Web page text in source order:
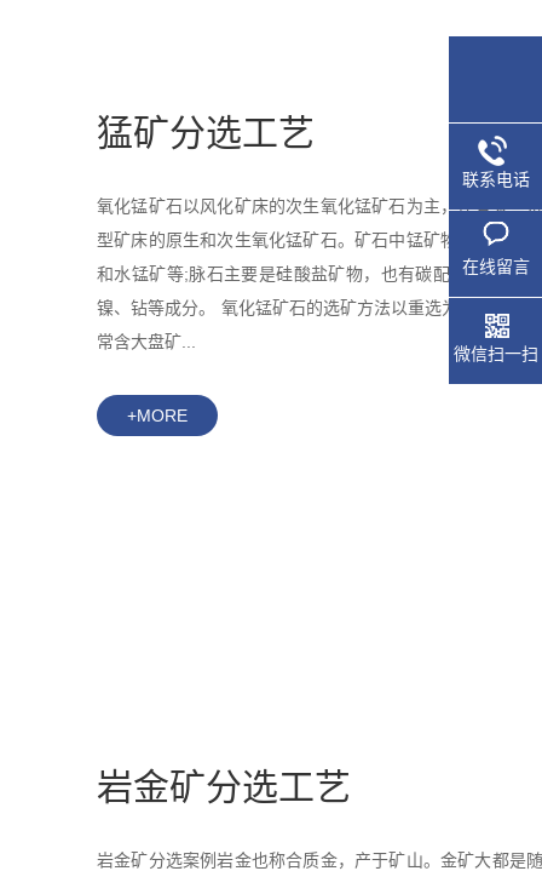
猛矿分选工艺
氧化锰矿石以风化矿床的次生氧化锰矿石为主，还有某些
型矿床的原生和次生氧化锰矿石。矿石中锰矿物主要是硬
和水锰矿等;脉石主要是硅酸盐矿物，也有碳配盐矿物;常
镍、钻等成分。 氧化锰矿石的选矿方法以重选为主。风化
常含大盘矿...
+MORE
岩金矿分选工艺
岩金矿分选案例岩金也称合质金，产于矿山。金矿大都是
联系电话
在线留言
微信扫一扫